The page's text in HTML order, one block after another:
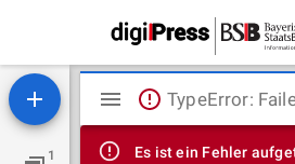
1
Mirador
Viewer
TypeError:
Es ist ein Fehler